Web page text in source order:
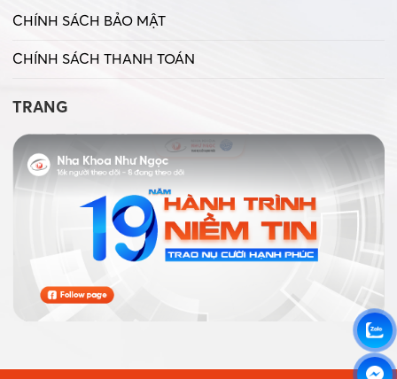
CHÍNH SÁCH BẢO MẬT
CHÍNH SÁCH THANH TOÁN
TRANG